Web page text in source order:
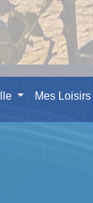
Mes Loisirs